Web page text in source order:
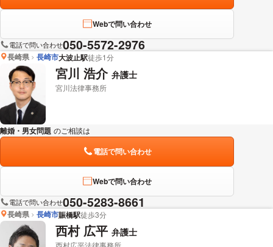
Webで問い合わせ
電話で問い合わせ050-5572-2976
長崎県 長崎市大波止駅徒歩1分
宮川 浩介 弁護士
宮川法律事務所
離婚・男女問題 のご相談は
電話で問い合わせ
Webで問い合わせ
電話で問い合わせ050-5283-8661
長崎県 長崎市賑橋駅徒歩3分
西村 広平 弁護士
西村広平法律事務所